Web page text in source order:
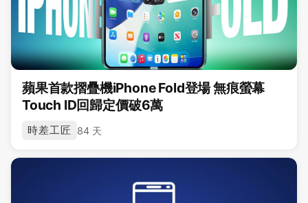
蘋果首款摺疊機iPhone Fold登場 無痕螢幕
Touch ID回歸定價破6萬
時差工匠 84 天